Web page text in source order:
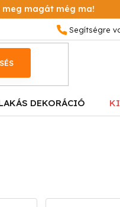
magát még ma!
DEKORÁCIÓ